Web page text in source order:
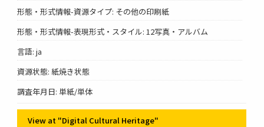
形態・形式情報-資源タイプ: その他の印刷紙
形態・形式情報-表現形式・スタイル: 12写真・アルバム
言語: ja
資源状態: 紙焼き状態
調査年月日: 単紙/単体
View at "Digital Cultural Heritage"